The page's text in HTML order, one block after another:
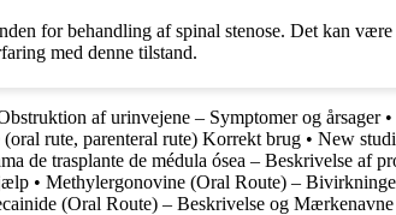
for behandling af spinal stenose. Det kan
med denne tilstand.
af urinvejene – Symptomer og årsager•
rute, parenteral rute) Korrekt brug • New
de trasplante de médula ósea – Beskrivelse af
• Methylergonovine (Oral Route) –
(Oral Route) – Beskrivelse og Mærkenavne